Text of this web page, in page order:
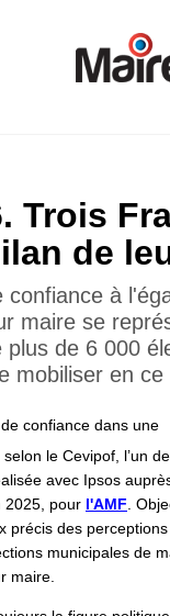
Trois
de
à
maire se
de 6 000
mobiliser en ce
confiance dans une
le Cevipof, l’un
avec Ipsos
2025, pour l'AMF .
précis des
municipales de
maire.